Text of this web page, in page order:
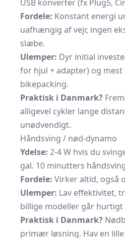
USB konverter (fx Plug5,
Fordele: Konstant energi
uafhængig af vejr, ingen
slæbe.
Ulemper: Dyr initial
for hjul + adapter) og mest
bikepacking.
Praktisk i Danmark?
alligevel cykler lange
unødvendigt.
Håndsving / nød-dynamo
Ydelse: 2-4 W hvis du
gal. 10 minutters
Fordele: Virker altid, også
Ulemper: Lav effektivitet,
billige modeller går hurtigt
Praktisk i Danmark?
primær løsning. Hav en